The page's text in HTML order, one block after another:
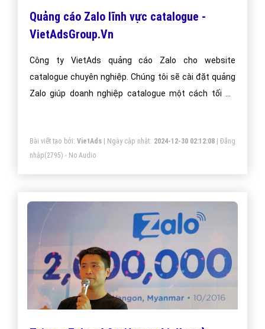
Quảng cáo Zalo lĩnh vực catalogue -
VietAdsGroup.Vn
Công ty VietAds quảng cáo Zalo cho website
catalogue chuyên nghiệp. Chúng tôi sẽ cài đặt quảng
Zalo giúp doanh nghiệp catalogue một cách tối ưu
Bài viết tạo bởi: VietAds| Ngày cập nhật: 2024-12-30 02:12:08|Đăng
nhập(2795) - No Audio